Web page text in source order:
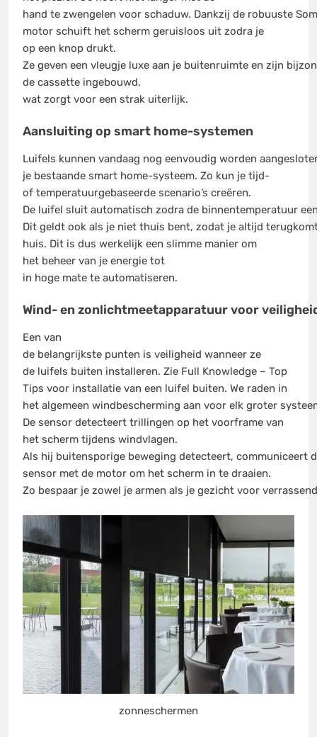
hand te zwengelen voor schaduw. Dankzij de robuuste
motor schuift het scherm geruisloos uit zodra je
op een knop drukt.
Ze geven een vleugje luxe aan je buitenruimte en zijn
de cassette ingebouwd,
wat zorgt voor een strak uiterlijk.
Aansluiting op smart home-systemen
Luifels kunnen vandaag nog eenvoudig worden
je bestaande smart home-systeem. Zo kun je tijd-
of temperatuurgebaseerde scenario’s creëren.
De luifel sluit automatisch zodra de binnentemperatuur
Dit geldt ook als je niet thuis bent, zodat je altijd
huis. Dit is dus werkelijk een slimme manier om
het beheer van je energie tot
in hoge mate te automatiseren.
Wind- en zonlichtmeetapparatuur voor
Een van
de belangrijkste punten is veiligheid wanneer ze
de luifels buiten installeren. Zie Full Knowledge – Top
Tips voor installatie van een luifel buiten. We raden in
het algemeen windbescherming aan voor elk groter
De sensor detecteert trillingen op het voorframe van
het scherm tijdens windvlagen.
Als hij buitensporige beweging detecteert, communiceert
sensor met de motor om het scherm in te draaien.
Zo bespaar je zowel je armen als je gezicht voor
zonneschermen